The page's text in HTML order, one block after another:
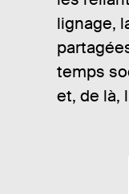
lignage,
temps
et, de là,